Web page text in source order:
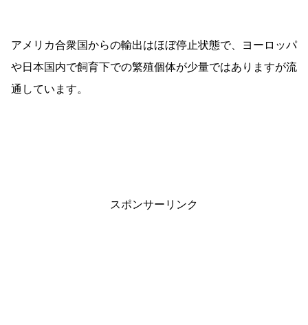
アメリカ合衆国からの輸出はほぼ停止状態で、ヨーロッパ
や日本国内で飼育下での繁殖個体が少量ではありますが流
通しています。
スポンサーリンク